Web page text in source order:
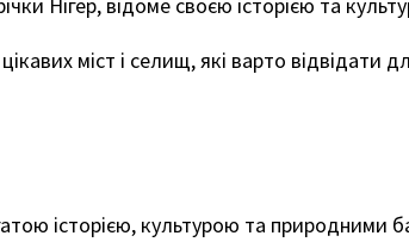
Нігер, відоме своєю історією та
міст і селищ, які варто відвідати
історією, культурою та